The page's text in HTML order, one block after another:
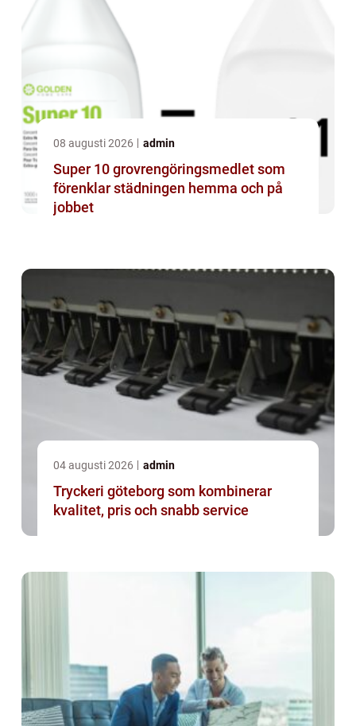
08 augusti 2026 admin
Super 10 grovrengöringsmedlet som
förenklar städningen hemma och på
jobbet
04 augusti 2026 admin
Tryckeri göteborg som kombinerar
kvalitet, pris och snabb service